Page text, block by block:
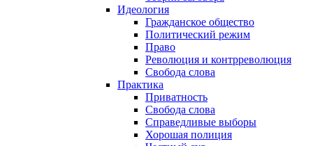
Идеология
Гражданское общество
Политический режим
Право
Революция и контрреволюция
Свобода слова
Практика
Приватность
Свобода слова
Справедливые выборы
Хорошая полиция